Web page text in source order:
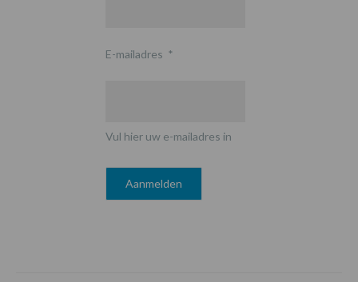
E-mailadres *
Vul hier uw e-mailadres in